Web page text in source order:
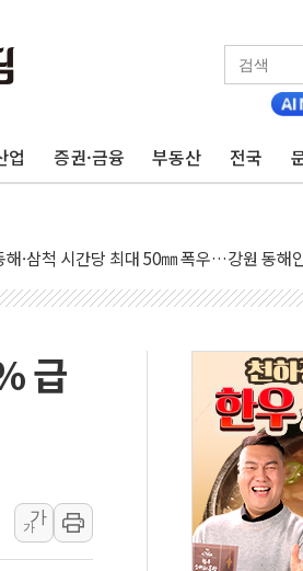
업 증권·금융 부동산 전국
내 주요 금융일정(8.10~8.14)
전 출구전략 만지작…공습 한계·탄약 부족
수거하다 참변…60대 환경미화원 수거차에
랑구 주택가서 흉기 난동…60대 남성 2명 숨
동도 인근 해상서 모터보트 전복…1명 사망
'위안부' 피해자 기림의 날 참석..."국제적
재도 갯벌서 해루질 중 실종 60대 나흘만에
말다툼 중 어머니 흉기 살해 10대 아들 체포
꺼낸 김민석에 '뻔뻔' 받아친 정청래…제주
령, ISA 개편 재검토 지시…與 "적극 환영"·
전 해상 풍랑주의보…10일까지 최대
급
가
가